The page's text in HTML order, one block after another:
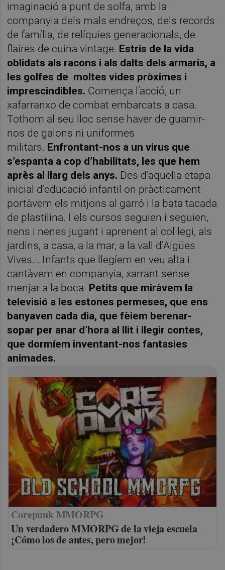
imaginació a punt de solfa, amb la
companyia dels mals endreços, dels records
de família, de relíquies generacionals, de
flaires de cuina vintage. Estris de la vida
oblidats als racons i als dalts dels armaris, a
les golfes de moltes vides pròximes i
imprescindibles. Comença l’acció, un
xafarranxo de combat embarcats a casa.
Tothom al seu lloc sense haver de guarnir-
nos de galons ni uniformes
militars. Enfrontant-nos a un virus que
s’espanta a cop d’habilitats, les que hem
après al llarg dels anys. Des d’aquella etapa
inicial d’educació infantil on pràcticament
portàvem els mitjons al garró i la bata tacada
de plastilina. I els cursos seguien i seguien,
nens i nenes jugant i aprenent al col·legi, als
jardins, a casa, a la mar, a la vall d’Aigües
Vives... Infants que llegíem en veu alta i
cantàvem en companyia, xarrant sense
menjar a la boca. Petits que miràvem la
televisió a les estones permeses, que ens
banyaven cada dia, que fèiem berenar-
sopar per anar d’hora al llit i llegir contes,
que dormíem inventant-nos fantasies
animades.
Corepunk MMORPG
Un verdadero MMORPG de la vieja escuela
¡Cómo los de antes, pero mejor!